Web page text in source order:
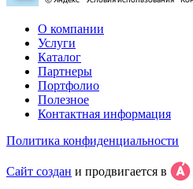
О компании
Услуги
Каталог
Партнеры
Портфолио
Полезное
Контактная информация
Политика конфиденциальности
Сайт создан и продвигается в